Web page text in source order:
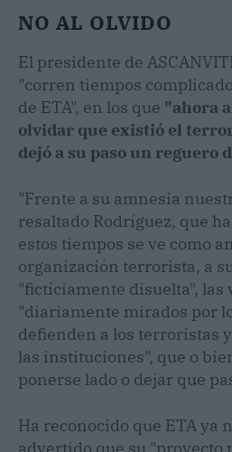
NO AL OLVIDO
El presidente de
"corren tiempos
de ETA", en los que "ahora
olvidar que existió el
dejó a su paso un reguero
"Frente a su amnesia
resaltado Rodríguez, que
estos tiempos se ve como
organización terrorista, a
"fictíciamente disuelta", las
"diariamente mirados por
defienden a los terroristas
las instituciones", que o
ponerse lado o dejar que
Ha reconocido que ETA ya
advertido que su "proyecto